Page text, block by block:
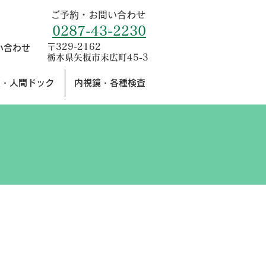
合わせ
ご予約・お問い合わせ
0287-43-2230
〒329-2162
栃木県矢板市末広町45-3
人間ドック 内視鏡・各種検査